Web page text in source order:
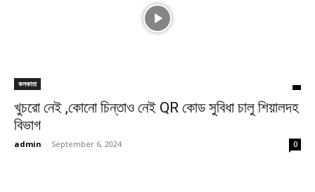
কলকাতা
খুচরো নেই ,কোনো চিন্তাও নেই QR কোড সুবিধা চালু শিয়ালদহ
বিভাগ
admin - September 6, 2024 0